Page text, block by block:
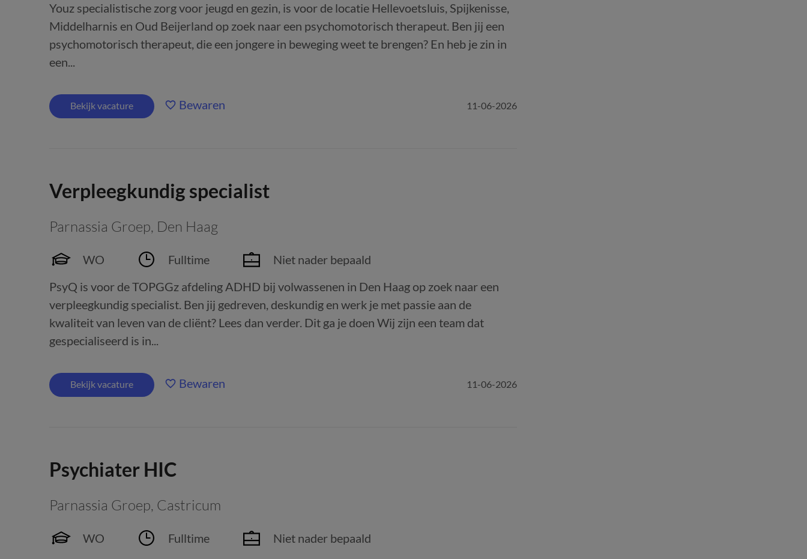
Youz specialistische zorg voor jeugd en gezin, is voor de locatie Hellevoetsluis, Spijkenisse,
Middelharnis en Oud Beijerland op zoek naar een psychomotorisch therapeut. Ben jij een
psychomotorisch therapeut, die een jongere in beweging weet te brengen? En heb je zin in
een...
Bekijk vacature Bewaren 11-06-2026
Verpleegkundig specialist
Parnassia Groep, Den Haag
WO Fulltime
Niet nader bepaald
PsyQ is voor de TOPGGz afdeling ADHD bij volwassenen in Den Haag op zoek naar een
verpleegkundig specialist. Ben jij gedreven, deskundig en werk je met passie aan de
kwaliteit van leven van de cliënt? Lees dan verder. Dit ga je doen Wij zijn een team dat
gespecialiseerd is in...
Bekijk vacature Bewaren 11-06-2026
Psychiater HIC
Parnassia Groep, Castricum
WO Fulltime
Niet nader bepaald